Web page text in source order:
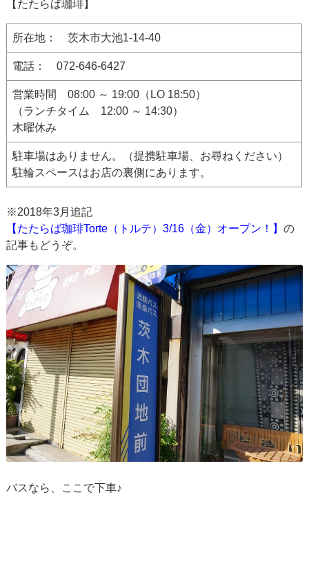
【たたらば珈琲】
所在地： 茨木市大池1-14-40
電話： 072-646-6427
営業時間 08:00 ～ 19:00（LO 18:50）
（ランチタイム 12:00 ～ 14:30）
木曜休み
駐車場はありません。（提携駐車場、お尋ねください）
駐輪スペースはお店の裏側にあります。
※2018年3月追記
【たたらば珈琲Torte（トルテ）3/16（金）オープン！】の
記事もどうぞ。
バスなら、ここで下車♪